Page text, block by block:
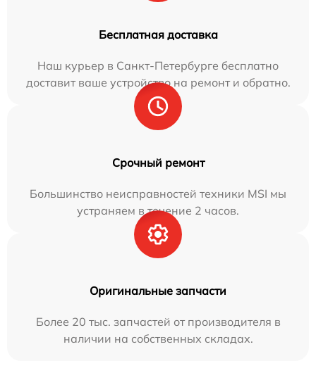
Бесплатная доставка
Наш курьер в Санкт-Петербурге бесплатно
доставит ваше устройство на ремонт и обратно.
Срочный ремонт
Большинство неисправностей техники MSI мы
устраняем в течение 2 часов.
Оригинальные запчасти
Более 20 тыс. запчастей от производителя в
наличии на собственных складах.